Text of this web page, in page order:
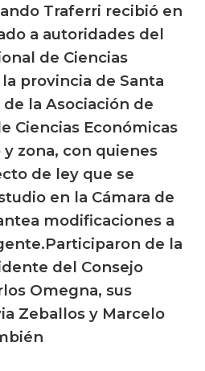
Traferri recibió en
a autoridades del
de Ciencias
provincia de Santa
de la Asociación de
Ciencias Económicas
y zona, con quienes
de ley que se
en la Cámara de
modificaciones a
de la
del Consejo
Omegna, sus
Zeballos y Marcelo